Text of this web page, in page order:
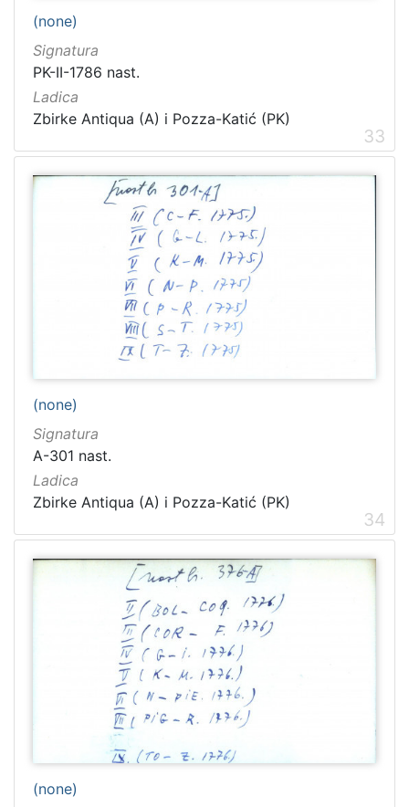
(none)
Signatura
PK-II-1786 nast.
Ladica
Zbirke Antiqua (A) i Pozza-Katić (PK)
33
(none)
Signatura
A-301 nast.
Ladica
Zbirke Antiqua (A) i Pozza-Katić (PK)
34
(none)